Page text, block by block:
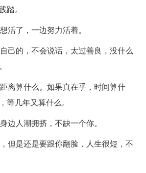
踏。
活了，一边努力活着。
己的，不会说话，太过善良，没什么
离算什么。如果真在乎，时间算什
等几年又算什么。
边人潮拥挤，不缺一个你。
但是还是要跟你翻脸，人生很短，不